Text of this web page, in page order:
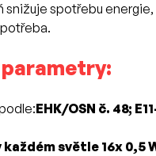
snižuje spotřebu
EHK/OSN č. 48;
každém světle 16x 0,5